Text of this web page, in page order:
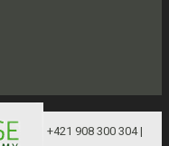
+421 908 300 304 |